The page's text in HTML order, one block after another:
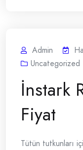
Admin
Uncategorized
İnstark
Fiyat
Tütün tutkunları